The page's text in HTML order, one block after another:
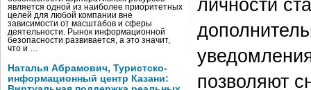
является одной из наиболее приоритетных
целей для любой компании вне
зависимости от масштабов и сферы
деятельности. Рынок информационной
безопасности развивается, а это значит,
что и …
Наталья Абрамович, Туристско-
информационный центр Казани:
личности
позволяют